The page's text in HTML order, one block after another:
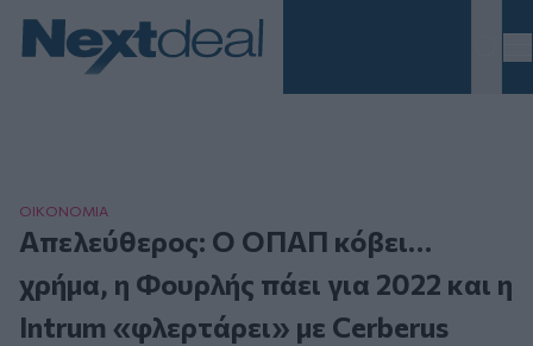
ΟΙΚΟΝΟΜΙΑ
Απελεύθερος: Ο ΟΠΑΠ κόβει…
χρήμα, η Φουρλής πάει για 2022 και η
Intrum «φλερτάρει» με Cerberus